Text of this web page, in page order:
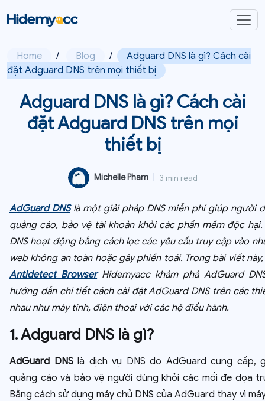
Home / Blog /
Adguard DNS là gì? Cách cài
đặt Adguard DNS trên mọi thiết bị
Adguard DNS là gì? Cách cài
đặt Adguard DNS trên mọi
thiết bị
Michelle Pham 3 min read
AdGuard DNSlà một giải pháp DNS miễn phí giúp người
quảng cáo, bảo vệ tài khoản khỏi các phần mềm độc
DNS hoạt động bằng cách lọc các yêu cầu truy cập vào
web không an toàn hoặc gây phiền toái. Trong bài viết
Antidetect BrowserHidemyacc khám phá AdGuard
hướng dẫn chi tiết cách cài đặt AdGuard DNS trên các
nhau như máy tính, điện thoại với các hệ điều hành.
1. Adguard DNS là gì?
AdGuard DNSlà dịch vụ DNS do AdGuard cung cấp,
quảng cáo và bảo vệ người dùng khỏi các mối đe dọa
Bằng cách sử dụng máy chủ DNS của AdGuard thay vì